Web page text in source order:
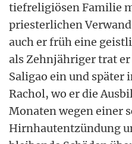
tiefreligiösen Familie
priesterlichen
auch er früh eine
als Zehnjähriger trat
Saligao ein und später
Rachol, wo er die
Monaten wegen einer
Hirnhautentzündung